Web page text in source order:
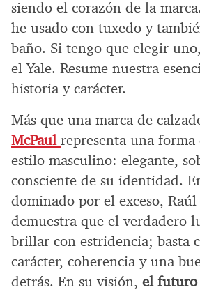
siendo el corazón de la
he usado con tuxedo y
baño. Si tengo que elegir
el Yale. Resume nuestra
historia y carácter.
Más que una marca de
McPaul representa una
estilo masculino: elegante,
consciente de su identidad.
dominado por el exceso, Raúl
demuestra que el verdadero
brillar con estridencia; basta
carácter, coherencia y una
detrás. En su visión, el futuro